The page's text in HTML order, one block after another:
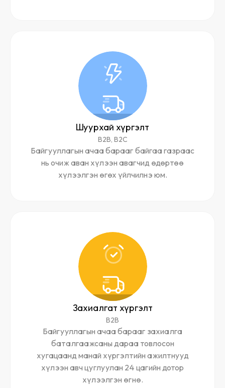
Шуурхай хүргэлт
B2B, B2C
Байгууллагын ачаа барааг байгаа газраас
нь очиж аван хүлээн авагчид өдөртөө
хүлээлгэн өгөх үйлчилнэ юм.
Захиалгат хүргэлт
B2B
Байгууллагын ачаа барааг захиалга
баталгаажсаны дараа товлосон
хугацаанд манай хүргэлтийн ажилтнууд
хүлээн авч цуглуулан 24 цагийн дотор
хүлээлгэн өгнө.